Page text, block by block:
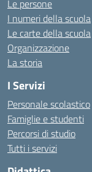
Le persone
I numeri della scuola
Le carte della scuola
Organizzazione
La storia
I Servizi
Personale scolastico
Famiglie e studenti
Percorsi di studio
Tutti i servizi